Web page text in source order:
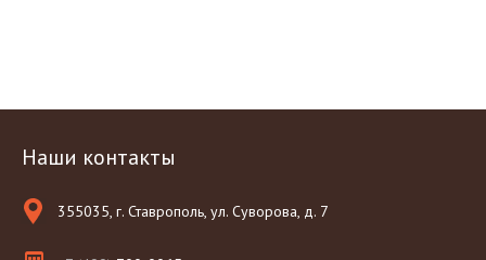
Наши контакты
355035, г. Ставрополь, ул. Суворова, д. 7